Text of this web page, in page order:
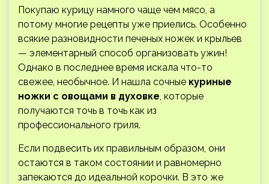
Покупаю курицу намного чаще чем мясо, а
потому многие рецепты уже приелись. Особенно
всякие разновидности печеных ножек и крыльев
— элементарный способ организовать ужин!
Однако в последнее время искала что-то
свежее, необычное. И нашла сочные куриные
ножки с овощами в духовке, которые
получаются точь в точь как из
профессионального гриля.
Если подвесить их правильным образом, они
остаются в таком состоянии и равномерно
запекаются до идеальной корочки. В это же